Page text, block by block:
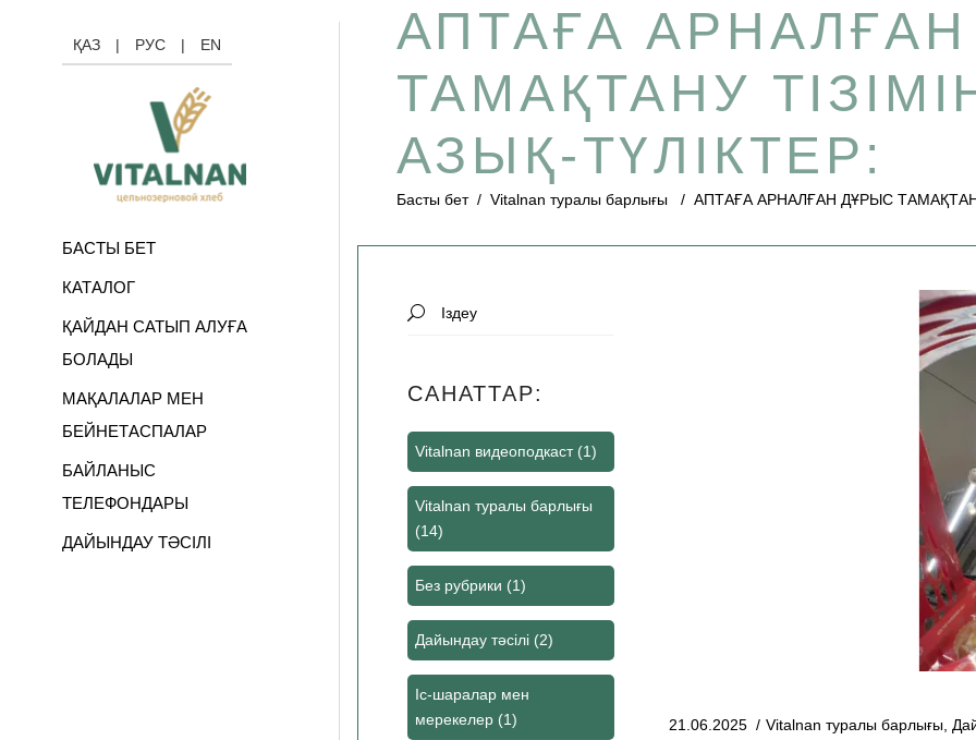
ҚАЗ | РУС | EN
БАСТЫ БЕТ
КАТАЛОГ
ҚАЙДАН САТЫП АЛУҒА
БОЛАДЫ
МАҚАЛАЛАР МЕН
БЕЙНЕТАСПАЛАР
БАЙЛАНЫС
ТЕЛЕФОНДАРЫ
ДАЙЫНДАУ ТӘСІЛІ
АПТАҒА
ТАМАҚТАНУ
АЗЫҚ-ТҮЛІКТЕР:
Басты бет/ Vitalnan туралы барлығы / АПТАҒА АРНАЛҒАН ДҰРЫС
21.06.2025 Vitalnan туралы барлығы,
Search
for:
САНАТТАР:
Vitalnan видеоподкаст(1)
Vitalnan туралы барлығы
(14)
Без рубрики (1)
Дайындау тәсілі (2)
Іс-шаралар мен
мерекелер (1)